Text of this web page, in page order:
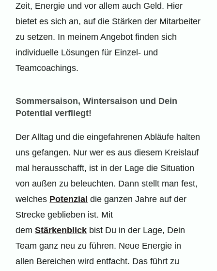
Zeit, Energie und vor allem auch Geld. Hier
bietet es sich an, auf die Stärken der Mitarbeiter
zu setzen. In meinem Angebot finden sich
individuelle Lösungen für Einzel- und
Teamcoachings.
Sommersaison, Wintersaison und Dein
Potential verfliegt!
Der Alltag und die eingefahrenen Abläufe halten
uns gefangen. Nur wer es aus diesem Kreislauf
mal herausschafft, ist in der Lage die Situation
von außen zu beleuchten. Dann stellt man fest,
welches Potenzial die ganzen Jahre auf der
Strecke geblieben ist. Mit
demStärkenblick bist Du in der Lage, Dein
Team ganz neu zu führen. Neue Energie in
allen Bereichen wird entfacht. Das führt zu